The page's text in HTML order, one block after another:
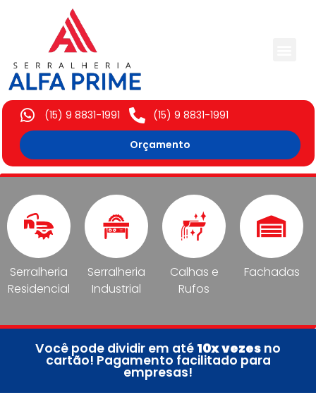
(15) 9 8831-1991 (15) 9 8831-1991
Orçamento
Serralheria
Residencial
Serralheria
Industrial
Calhas e
Rufos
Fachadas
Você pode dividir em até 10x vezes no
cartão! Pagamento facilitado para
empresas!